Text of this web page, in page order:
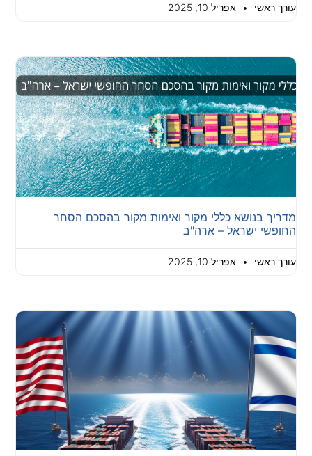
עורך ראשי אפריל 10, 2025
מדריך בנושא כללי מקור ואימות מקור בהסכם הסחר
החופשי ישראל – ארה"ב
עורך ראשי אפריל 10, 2025